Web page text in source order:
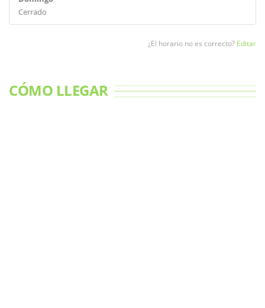
Cerrado
¿El horario no es correcto? Editar
CÓMO LLEGAR